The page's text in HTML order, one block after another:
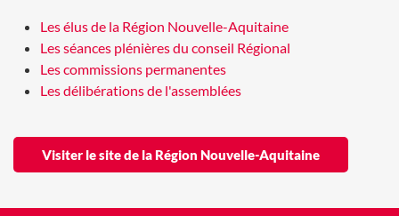
Les élus de la Région Nouvelle-Aquitaine
Les séances plénières du conseil Régional
Les commissions permanentes
Les délibérations de l'assemblées
Visiter le site de la Région Nouvelle-Aquitaine